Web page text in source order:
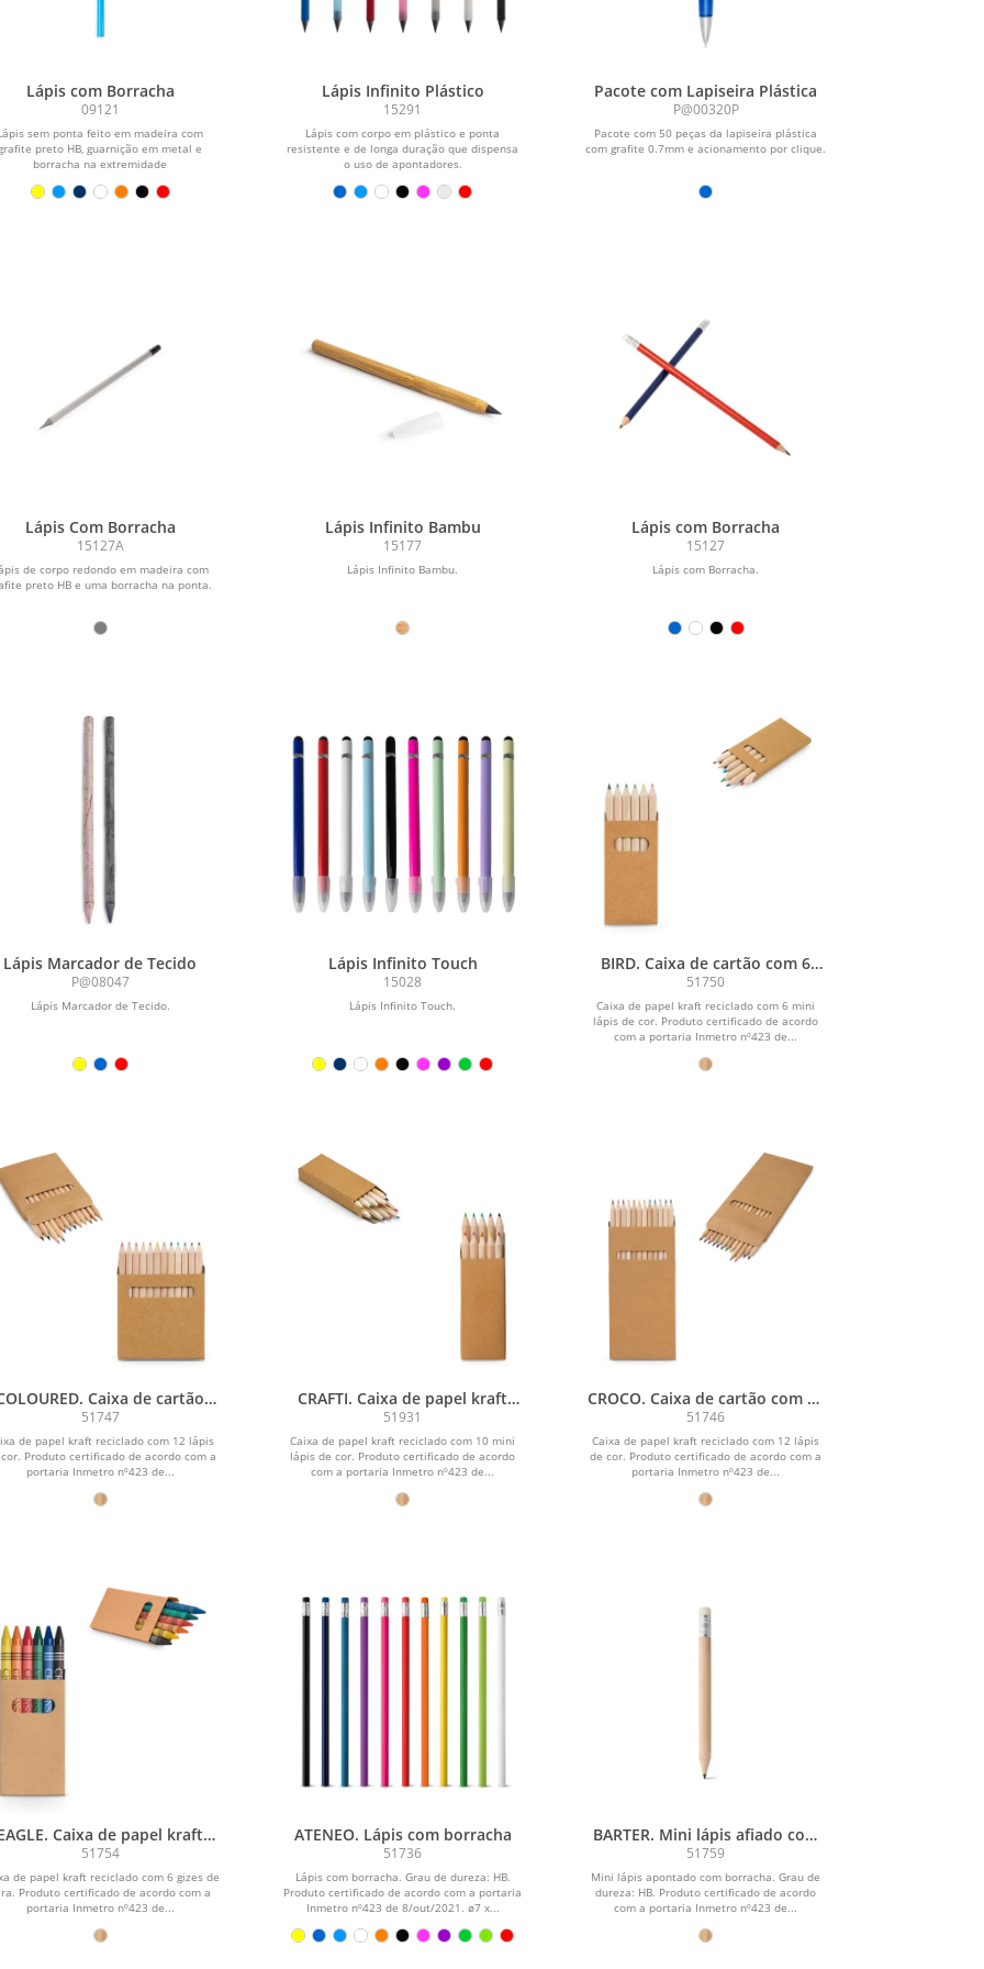
Lápis com Borracha
09121
sem ponta feito em madeira com
preto HB, guarnição em metal e
borracha na extremidade
Lápis Infinito Plástico
15291
Lápis com corpo em plástico e ponta
resistente e de longa duração que dispensa
o uso de apontadores.
Pacote com Lapiseira Plástica
P@00320P
Pacote com 50 peças da lapiseira plástica
com grafite 0.7mm e acionamento por clique.
Lápis Com Borracha
15127A
de corpo redondo em madeira com
preto HB e uma borracha na ponta.
Lápis Infinito Bambu
15177
Lápis Infinito Bambu.
Lápis com Borracha
15127
Lápis com Borracha.
Lápis Marcador de Tecido
P@08047
Lápis Marcador de Tecido.
Lápis Infinito Touch
15028
Lápis Infinito Touch.
BIRD. Caixa de cartão com 6
mini lápis de cor
51750
Caixa de papel kraft reciclado com 6 mini
lápis de cor. Produto certificado de acordo
com a portaria Inmetro nº423 de...
Caixa de cartão
com 12 mini lápis de cor
51747
de papel kraft reciclado com 12 lápis
Produto certificado de acordo com a
portaria Inmetro nº423 de...
CRAFTI. Caixa de papel kraft
reciclado com 10 mini lápis de
cor
51931
Caixa de papel kraft reciclado com 10 mini
lápis de cor. Produto certificado de acordo
com a portaria Inmetro nº423 de...
CROCO. Caixa de cartão com 12
lápis de cor
51746
Caixa de papel kraft reciclado com 12 lápis
de cor. Produto certificado de acordo com a
portaria Inmetro nº423 de...
Caixa de papel kraft
reciclado com 6 gizes de cera
51754
de papel kraft reciclado com 6 gizes de
Produto certificado de acordo com a
portaria Inmetro nº423 de...
ATENEO. Lápis com borracha
51736
Lápis com borracha. Grau de dureza: HB.
Produto certificado de acordo com a portaria
Inmetro nº423 de 8/out/2021. ø7 x...
BARTER. Mini lápis afiado com
borracha
51759
Mini lápis apontado com borracha. Grau de
dureza: HB. Produto certificado de acordo
com a portaria Inmetro nº423 de...